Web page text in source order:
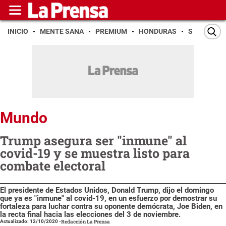
INICIO MENTE SANA PREMIUM HONDURAS SAN PEDRO
Mundo
Trump asegura ser "inmune" al
covid-19 y se muestra listo para
combate electoral
El presidente de Estados Unidos, Donald Trump, dijo el domingo
que ya es "inmune" al covid-19, en un esfuerzo por demostrar su
fortaleza para luchar contra su oponente demócrata, Joe Biden, en
la recta final hacia las elecciones del 3 de noviembre.
Actualizado: 12/10/2020-Redacción La Prensa